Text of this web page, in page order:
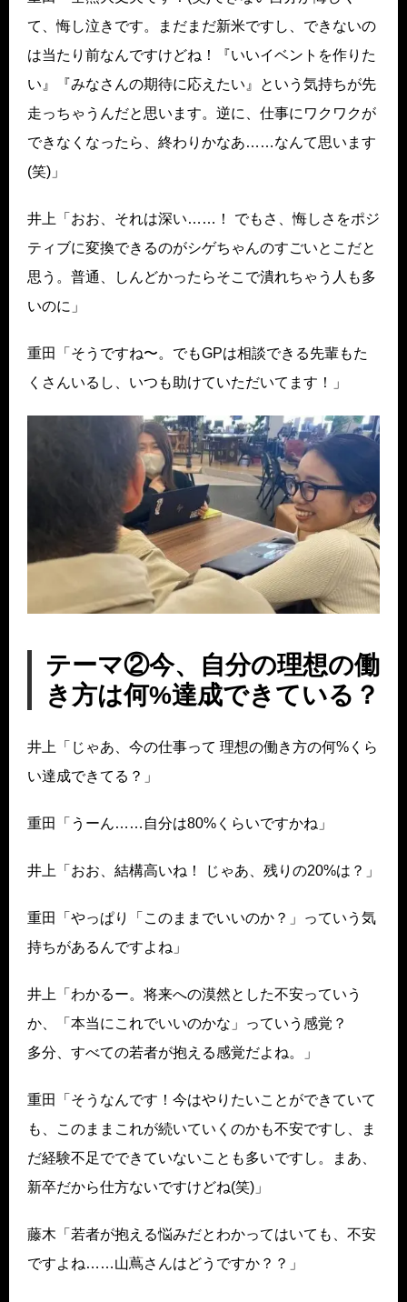
て、悔し泣きです。まだまだ新米ですし、できないの
は当たり前なんですけどね！『いいイベントを作りた
い』『みなさんの期待に応えたい』という気持ちが先
走っちゃうんだと思います。逆に、仕事にワクワクが
できなくなったら、終わりかなあ……なんて思います
(笑)」
井上「おお、それは深い……！ でもさ、悔しさをポジ
ティブに変換できるのがシゲちゃんのすごいとこだと
思う。普通、しんどかったらそこで潰れちゃう人も多
いのに」
重田「そうですね〜。でもGPは相談できる先輩もた
くさんいるし、いつも助けていただいてます！」
テーマ②今、自分の理想の働
き方は何%達成できている？
井上「じゃあ、今の仕事って 理想の働き方の何%くら
い達成できてる？」
重田「うーん……自分は80%くらいですかね」
井上「おお、結構高いね！ じゃあ、残りの20%は？」
重田「やっぱり「このままでいいのか？」っていう気
持ちがあるんですよね」
井上「わかるー。将来への漠然とした不安っていう
か、「本当にこれでいいのかな」っていう感覚？
多分、すべての若者が抱える感覚だよね。」
重田「そうなんです！今はやりたいことができていて
も、このままこれが続いていくのかも不安ですし、ま
だ経験不足でできていないことも多いですし。まあ、
新卒だから仕方ないですけどね(笑)」
藤木「若者が抱える悩みだとわかってはいても、不安
ですよね……山蔦さんはどうですか？？」